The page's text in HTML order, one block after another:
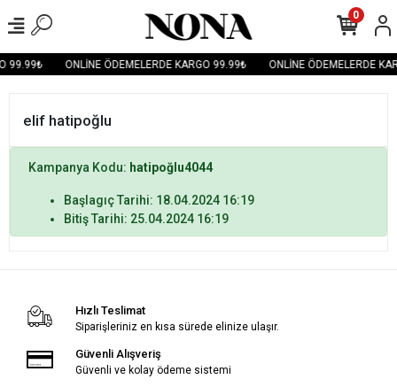
99.99₺ ONLİNE ÖDEMELERDE KARGO 99.99₺ ONLİNE ÖDEMELERDE
0
elif hatipoğlu
Kampanya Kodu: hatipoğlu4044
Başlagıç Tarihi: 18.04.2024 16:19
Bitiş Tarihi: 25.04.2024 16:19
Hızlı Teslimat
Siparişleriniz en kısa sürede elinize ulaşır.
Güvenli Alışveriş
Güvenli ve kolay ödeme sistemi